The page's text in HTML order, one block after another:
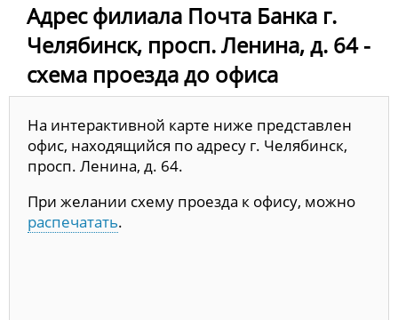
Адрес филиала Почта Банка г.
Челябинск, просп. Ленина, д. 64 -
схема проезда до офиса
На интерактивной карте ниже представлен
офис, находящийся по адресу г. Челябинск,
просп. Ленина, д. 64.
При желании схему проезда к офису, можно
распечатать.